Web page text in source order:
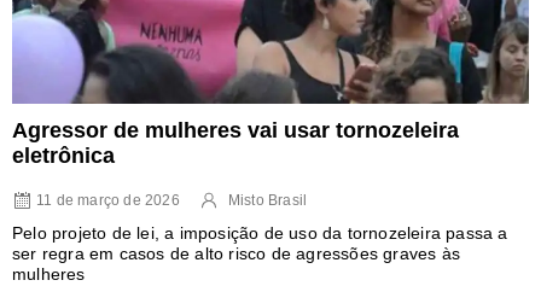
Agressor de mulheres vai usar tornozeleira
eletrônica
11 de março de 2026 Misto Brasil
Pelo projeto de lei, a imposição de uso da tornozeleira passa a
ser regra em casos de alto risco de agressões graves às
mulheres